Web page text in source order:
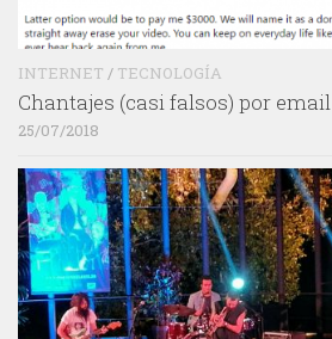
INTERNET / TECNOLOGÍA
Chantajes (casi falsos) por email
25/07/2018